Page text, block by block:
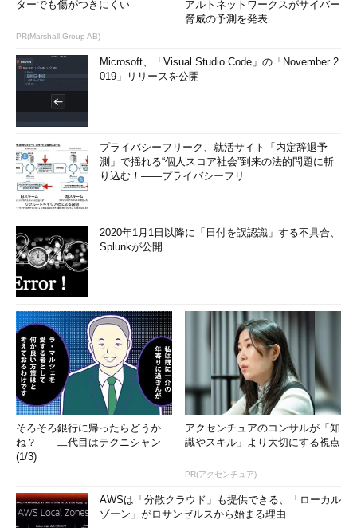
ターでも傷がつきにくい
PR(Marshall Group AB)
アルトネットワークスがサイバー
脅威の予測を発表
Microsoft、「Visual Studio Code」の「November 2
019」リリースを公開
プライバシーフリーク、就活サイト「内定辞退予
測」で揺れる“個人スコア社会”到来の法的問題に斬
り込む！――プライバシーフリ...
2020年1月1日以降に「日付を誤認識」する不具合、
Splunkが公開
そろそろ銀行に帰ったらどうか
ね？――二代目はテクニシャン
(1/3)
アクセンチュアのコンサルが「知
識やスキル」より大切にする視点
PR(アクセンチュア)
AWSは「分散クラウド」も提供できる、「ローカル
ゾーン」がロサンゼルスから始まる理由